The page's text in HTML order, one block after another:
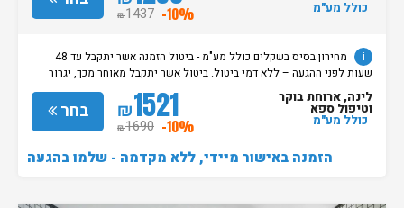
שעת קבלת החדרים הינה החל מהשעה 15:00. בימי שבת / חג: קבלת חדרים
החל מצאת השבת/החג. שעת עזיבת חדרים בכל ימות השבוע עד השעה 11:00.
₪1437 -10% כולל מע"מ
i
מחירון בסיס בשקלים כולל מע"מ - ביטול הזמנה אשר יתקבל עד 48
שעות לפני ההגעה – ללא דמי ביטול. ביטול אשר יתקבל מאוחר מכך, יגרור
חיוב בסך 50% מעלות ההזמנה. אי הגעה ללא כל הודעה מוקדמת תגרור חיוב
בסך 100% מעלות ההזמנה. מדיניות קבלת/עזיבת חדרים: שעת קבלת החדרים
הינה החל מהשעה 15:00. בימי שבת / חג: קבלת חדרים החל מצאת
השבת/החג. שעת עזיבת חדרים בכל ימות השבוע עד השעה 11:00. בימי שבת/
בחר ₪1521
₪1690 -10%
לינה, ארוחת בוקר
וטיפול ספא
כולל מע"מ
הזמנה באישור מיידי, ללא מקדמה - שלמו בהגעה